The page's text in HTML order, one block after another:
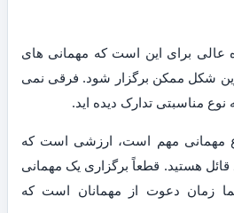
عالی برای این است که مهمانی های
شکل ممکن برگزار شود. فرقی نمی
مناسبتی تدارک دیده اید.
مهمانی مهم است، ارزشی است که
هستید. قطعاً برگزاری یک مهمانی
زمان دعوت از مهمانان است که